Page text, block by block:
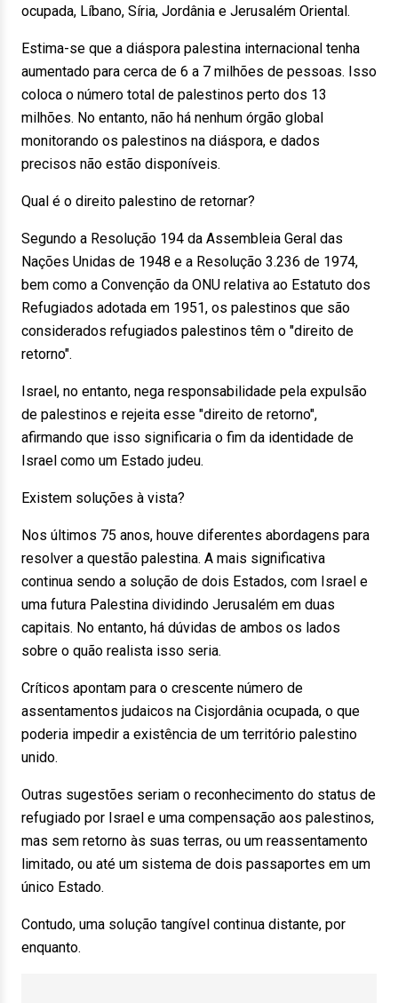
ocupada, Líbano, Síria, Jordânia e Jerusalém Oriental.
Estima-se que a diáspora palestina internacional tenha
aumentado para cerca de 6 a 7 milhões de pessoas. Isso
coloca o número total de palestinos perto dos 13
milhões. No entanto, não há nenhum órgão global
monitorando os palestinos na diáspora, e dados
precisos não estão disponíveis.
Qual é o direito palestino de retornar?
Segundo a Resolução 194 da Assembleia Geral das
Nações Unidas de 1948 e a Resolução 3.236 de 1974,
bem como a Convenção da ONU relativa ao Estatuto dos
Refugiados adotada em 1951, os palestinos que são
considerados refugiados palestinos têm o "direito de
retorno".
Israel, no entanto, nega responsabilidade pela expulsão
de palestinos e rejeita esse "direito de retorno",
afirmando que isso significaria o fim da identidade de
Israel como um Estado judeu.
Existem soluções à vista?
Nos últimos 75 anos, houve diferentes abordagens para
resolver a questão palestina. A mais significativa
continua sendo a solução de dois Estados, com Israel e
uma futura Palestina dividindo Jerusalém em duas
capitais. No entanto, há dúvidas de ambos os lados
sobre o quão realista isso seria.
Críticos apontam para o crescente número de
assentamentos judaicos na Cisjordânia ocupada, o que
poderia impedir a existência de um território palestino
unido.
Outras sugestões seriam o reconhecimento do status de
refugiado por Israel e uma compensação aos palestinos,
mas sem retorno às suas terras, ou um reassentamento
limitado, ou até um sistema de dois passaportes em um
único Estado.
Contudo, uma solução tangível continua distante, por
enquanto.